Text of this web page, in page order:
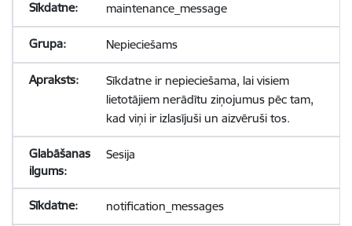
maintenance_message
Nepieciešams
Sīkdatne ir nepieciešama, lai visiem
lietotājiem nerādītu ziņojumus pēc tam,
kad viņi ir izlasījuši un aizvēruši tos.
Sesija
notification_messages